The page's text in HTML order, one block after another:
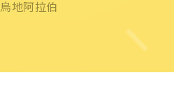
地阿拉伯